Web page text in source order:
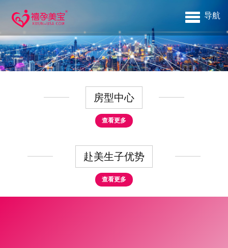
导航
房型中心
查看更多
赴美生子优势
查看更多